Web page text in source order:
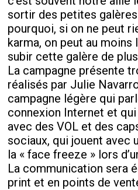
sortir des petites
pourquoi, si on ne peut
karma, on peut au
subir cette galère de
La campagne présente
réalisés par Julie
campagne légère qui
connexion Internet et
avec des VOL et des
sociaux, qui jouent avec
la « face freeze » lors
La communication sera
print et en points de